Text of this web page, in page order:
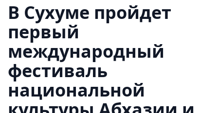
В Сухуме пройдет
первый
международный
фестиваль
национальной